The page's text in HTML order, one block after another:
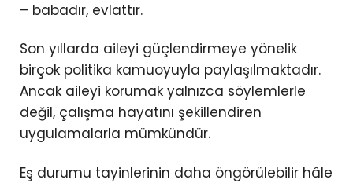
– babadır, evlattır.
Son yıllarda aileyi güçlendirmeye yönelik
birçok politika kamuoyuyla paylaşılmaktadır.
Ancak aileyi korumak yalnızca söylemlerle
değil, çalışma hayatını şekillendiren
uygulamalarla mümkündür.
Eş durumu tayinlerinin daha öngörülebilir hâle